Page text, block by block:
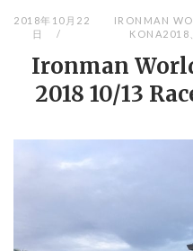
2018年10月22
日
IRONMAN
KONA2018
Ironman
2018 10/13